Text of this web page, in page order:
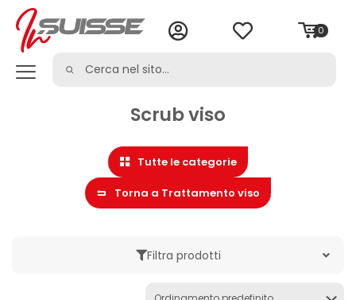
0
Scrub viso
Tutte le categorie
Torna a Trattamento viso
Filtra prodotti